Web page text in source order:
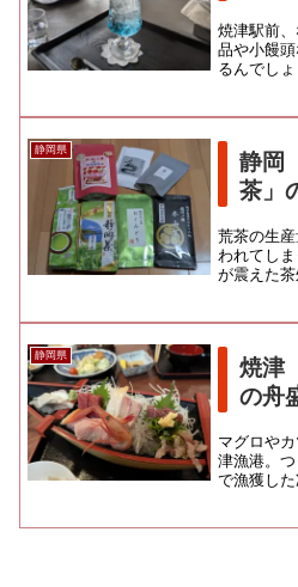
焼津駅前
品や小饅
るんでし
ちゃうん
静岡県
静岡
茶」
荒茶の生
われてし
が震えた茶
ょうかね
を楽しめ
静岡県
焼津
の舟
マグロや
津漁港。
で漁獲した
大きな船
まり漁港